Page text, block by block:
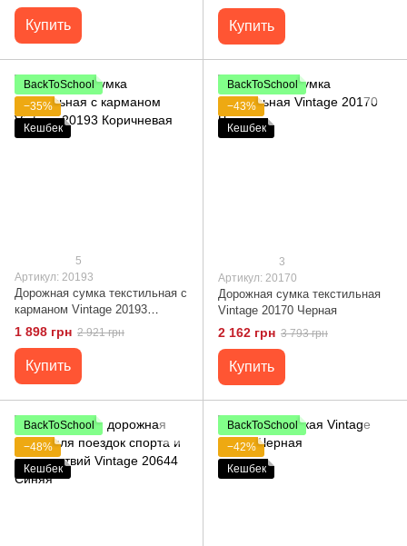
Купить Купить
BackToSchool
−35%
Кешбек
5
Артикул: 20193
Дорожная сумка текстильная с
карманом Vintage 20193
Коричневая
1 898 грн 2 921 грн
Купить
BackToSchool
−43%
Кешбек
3
Артикул: 20170
Дорожная сумка текстильная
Vintage 20170 Черная
2 162 грн 3 793 грн
Купить
BackToSchool
−48%
Кешбек
BackToSchool
−42%
Кешбек